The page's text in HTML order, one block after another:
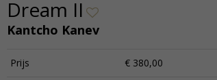
Dream II
Kantcho Kanev
Prijs € 380,00